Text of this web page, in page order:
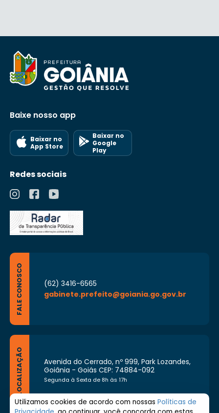
Baixe nosso app
Baixar no
App Store
Baixar no
Google
Play
Redes sociais
FALE CONOSCO
(62) 3416-6565
gabinete.prefeito@goiania.go.gov.br
LOCALIZAÇÃO
Avenida do Cerrado, nº 999, Park Lozandes,
Goiânia - Goiás CEP: 74884-092
Segunda à Sexta de 8h às 17h
Utilizamos cookies de acordo com nossas Políticas de